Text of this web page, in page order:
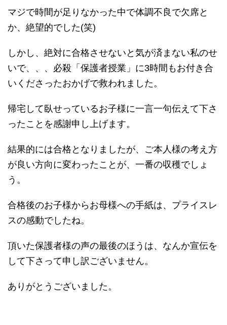
マジで時間が足りなかった中で体調不良で欠席と
か、絶望的でした(笑)
しかし、絶対に合格させないと気が済まない私のせ
いで、、、必殺「保護者授業」に3時間もお付き合
いくださったおかげで救われました。
帰宅して臥せっているお子様に一言一句伝えて下さ
ったことを感謝申し上げます。
結果的には合格となりましたが、ご本人様の考え方
が良い方向に変わったことが、一番の収穫でしょ
う。
合格後のお子様からお母様への手紙は、プライスレ
スの感動でしたね。
頂いた保護者様の声の最後のほうは、なんか宣伝を
して下さって申し訳ございません。
ありがとうございました。